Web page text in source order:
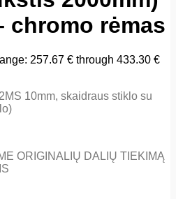
chromo rėmas
257.67 € through 433.30 €
10mm, skaidraus stiklo su
ORIGINALIŲ DALIŲ TIEKIMĄ